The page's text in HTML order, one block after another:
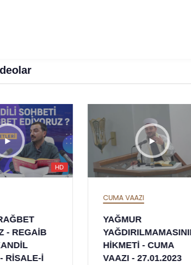
HD
- CUMA
27.01.2023
CANLI YAYIN
ZELZELE BAHSİ -
RİSALE-İ NUR
SOHBETLERİ -
09.02.2023